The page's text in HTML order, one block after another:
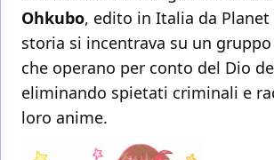
Ohkubo, edito in Italia da Planet
storia si incentrava su un gruppo
che operano per conto del Dio
eliminando spietati criminali e
loro anime.